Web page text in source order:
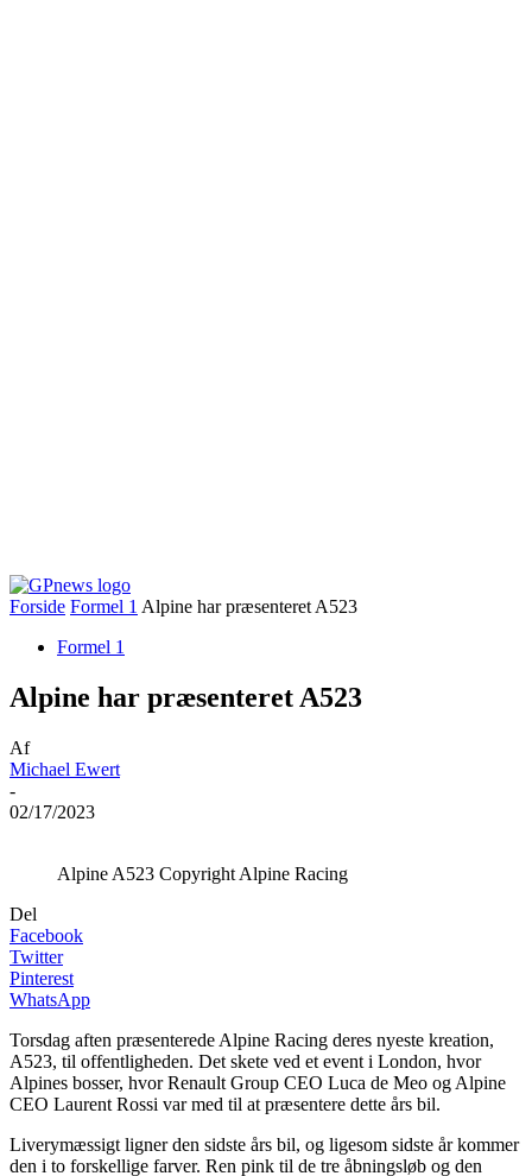
Forside Formel 1 Alpine har præsenteret A523
Formel 1
Alpine har præsenteret A523
Af
Michael Ewert
-
02/17/2023
Alpine A523 Copyright Alpine Racing
Del
Facebook
Twitter
Pinterest
WhatsApp
Torsdag aften præsenterede Alpine Racing deres nyeste kreation,
A523, til offentligheden. Det skete ved et event i London, hvor
Alpines bosser, hvor Renault Group CEO Luca de Meo og Alpine
CEO Laurent Rossi var med til at præsentere dette års bil.
Liverymæssigt ligner den sidste års bil, og ligesom sidste år kommer
den i to forskellige farver. Ren pink til de tre åbningsløb og den